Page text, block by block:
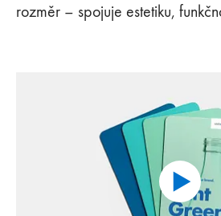
rozměr – spojuje estetiku,